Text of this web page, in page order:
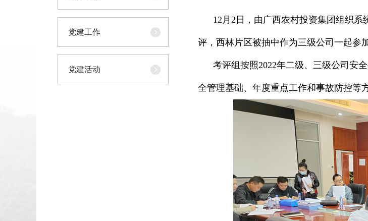
党建工作
党建活动
12月2日，由广西农村投资集团组织系
评，西林片区被抽中作为三级公司一起参
考评组按照2022年二级、三级公司安全
全管理基础、年度重点工作和事故防控等